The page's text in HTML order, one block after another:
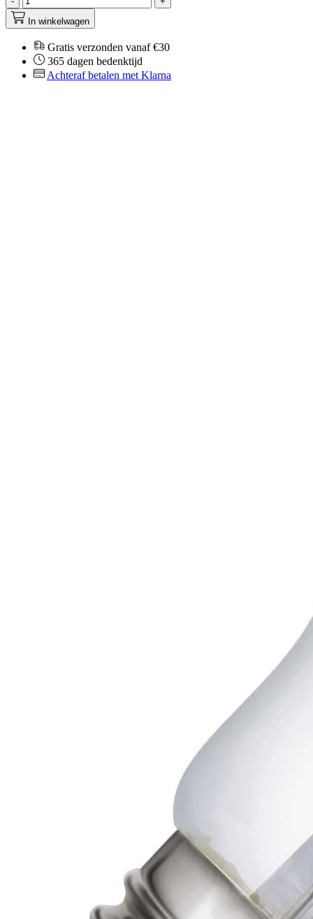
In winkelwagen
Gratis verzonden vanaf €30
365 dagen bedenktijd
Achteraf betalen met Klarna